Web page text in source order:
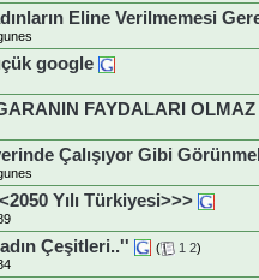
Eline Verilmemesi
google
FAYDALARI OLMAZ
Çalışıyor Gibi
Yılı Türkiyesi>>>
Çeşitleri..''
( 1 2)